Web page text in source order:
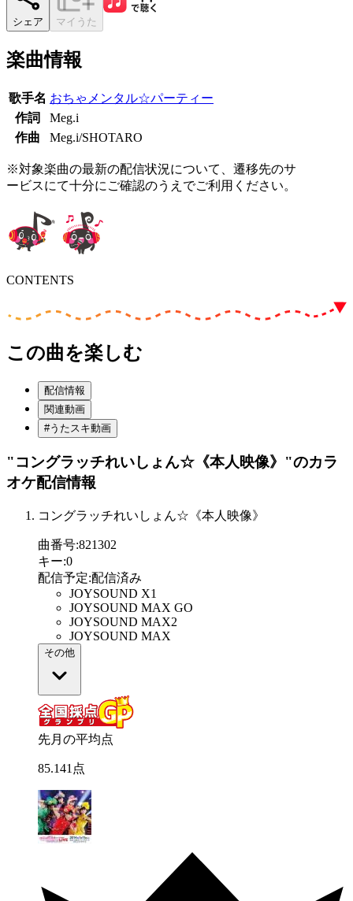
シェア マイうた
楽曲情報
歌手名 おちゃメンタル☆パーティー
作詞
Meg.i
作曲
Meg.i/SHOTARO
※対象楽曲の最新の配信状況について、遷移先のサ
ービスにて十分にご確認のうえでご利用ください。
CONTENTS
この曲を楽しむ
配信情報
関連動画
#うたスキ動画
"コングラッチれいしょん☆《本人映像》"のカラ
オケ配信情報
コングラッチれいしょん☆《本人映像》
曲番号:821302
キー:0
配信予定:配信済み
JOYSOUND X1
JOYSOUND MAX GO
JOYSOUND MAX2
JOYSOUND MAX
その他
先月の平均点
85.141 点